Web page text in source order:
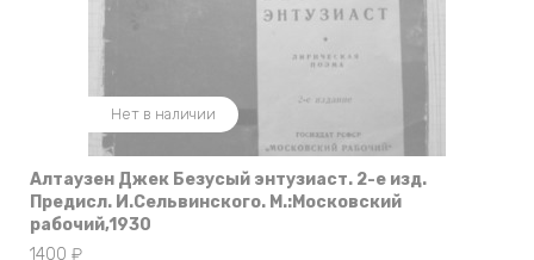
Нет в наличии
Алтаузен Джек Безусый энтузиаст. 2-е изд.
Предисл. И.Сельвинского. М.:Московский
рабочий,1930
1400 ₽